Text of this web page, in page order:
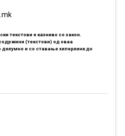
текстови е казниво со закон.
(текстови) од оваа
и со ставање хиперлинк до